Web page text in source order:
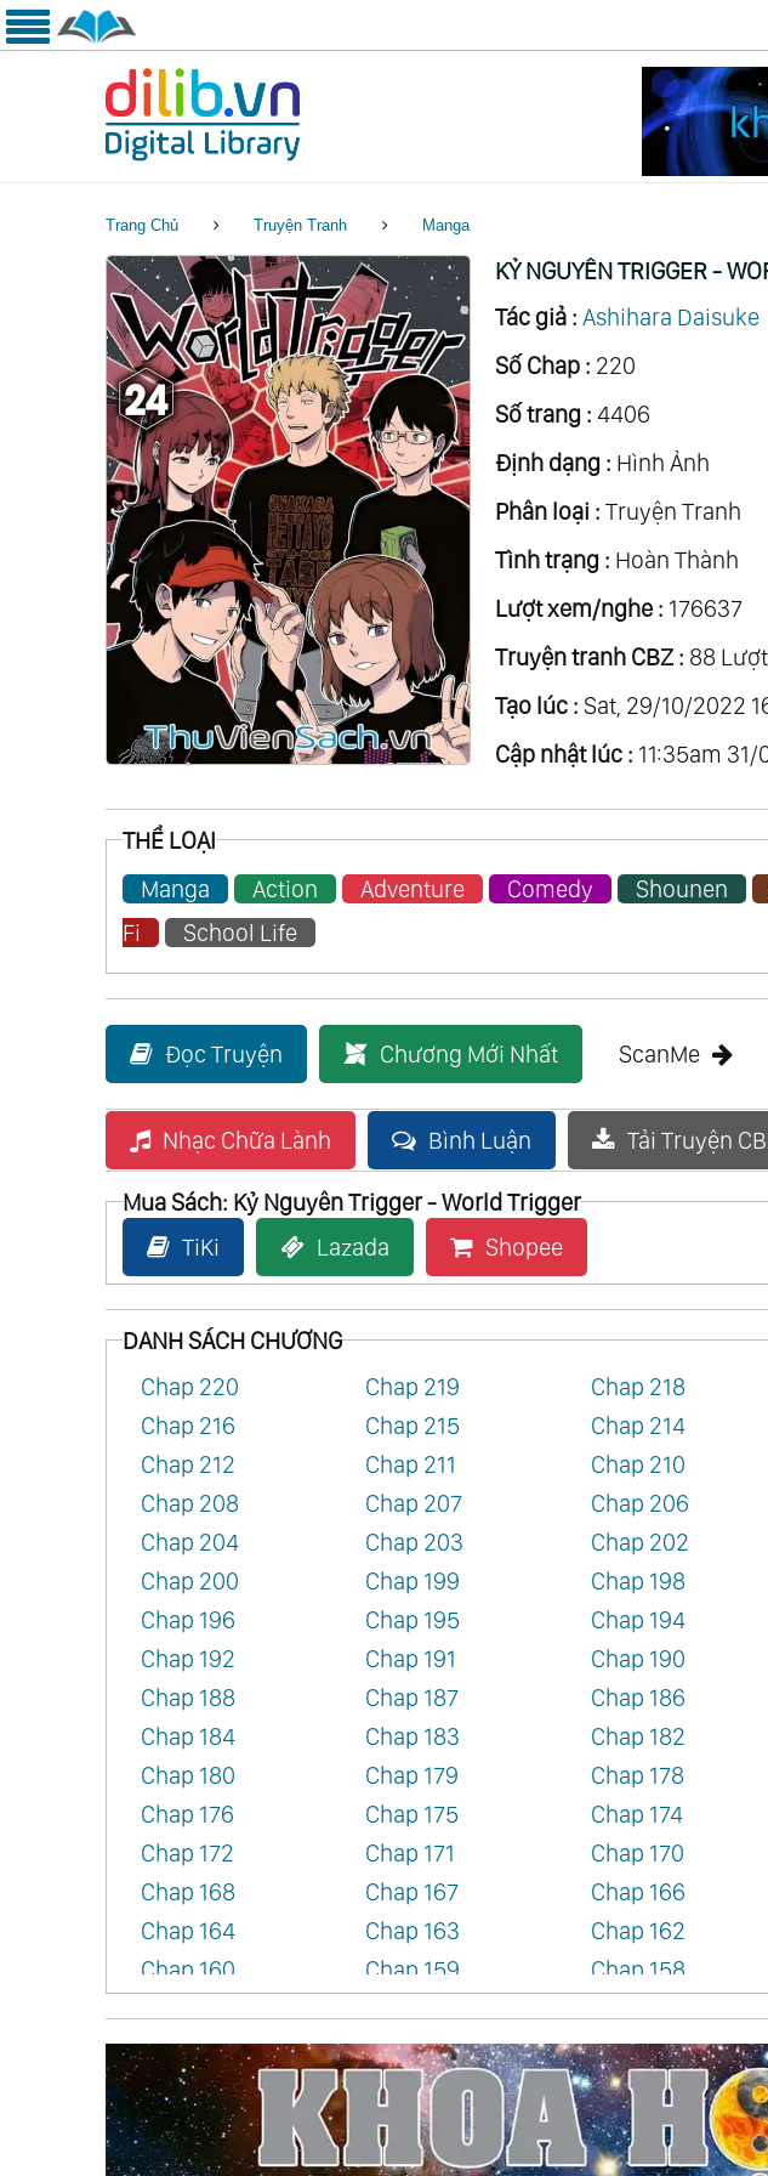
Trang Chủ Truyện Tranh Manga
KỶ NGUYÊN TRIGGER -
Tác giả : Ashihara Daisuke
Số Chap : 220
Số trang : 4406
Định dạng : Hình Ảnh
Phân loại : Truyện Tranh
Tình trạng : Hoàn Thành
Lượt xem/nghe : 176637
Truyện tranh CBZ : 88
Tạo lúc : Sat, 29/10/2022
Cập nhật lúc : 11:35am
THỂ LOẠI
Manga
Action Adventure Comedy Shounen
Fi
School Life
Đọc Truyện Chương Mới Nhất ScanMe
Nhạc Chữa Lành Bình Luận Tải Truyện
Mua Sách: Kỷ Nguyên Trigger - World Trigger
TiKi
Lazada Shopee
DANH SÁCH CHƯƠNG
Chap 220
Chap 219 Chap 218
Chap 216
Chap 215 Chap 214
Chap 212
Chap 211 Chap 210
Chap 208
Chap 207 Chap 206
Chap 204
Chap 203 Chap 202
Chap 200
Chap 199 Chap 198
Chap 196
Chap 195 Chap 194
Chap 192
Chap 191 Chap 190
Chap 188
Chap 187 Chap 186
Chap 184
Chap 183 Chap 182
Chap 180
Chap 179 Chap 178
Chap 176
Chap 175 Chap 174
Chap 172
Chap 171 Chap 170
Chap 168
Chap 167 Chap 166
Chap 164
Chap 163 Chap 162
Chap 160
Chap 159 Chap 158
Chap 152
Chap 151 Chap 150
Chap 148
Chap 147 Chap 146
Chap 144
Chap 143 Chap 142
Chap 140
Chap 139 Chap 138